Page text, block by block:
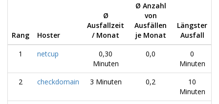
Rang Hoster
Ø
Ausfallzeit
/ Monat
Ø Anzahl
von
Ausfällen
je Monat
Längster
Ausfall
1
netcup
0,30
Minuten
0,0
0
Minuten
2
checkdomain 3 Minuten 0,2
10
Minuten